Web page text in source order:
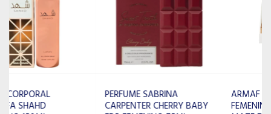
PERFUME SABRINA
CARPENTER CHERRY BABY
ARMAF PERFUME
FEMENINO QUEEN CHECK